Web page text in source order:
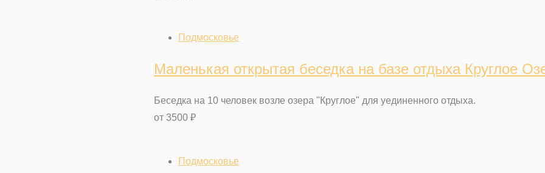
Подмосковье
Маленькая открытая беседка на базе отдыха Круглое
Беседка на 10 человек возле озера "Круглое" для уединенного отдыха.
от 3500 ₽
Подмосковье